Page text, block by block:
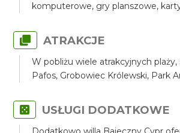
komputerowe, gry planszowe,
ATRAKCJE
W pobliżu wiele atrakcyjnych
Pafos, Grobowiec Królewski, Park
USŁUGI DODATKOWE